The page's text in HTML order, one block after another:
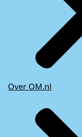
Over OM.nl